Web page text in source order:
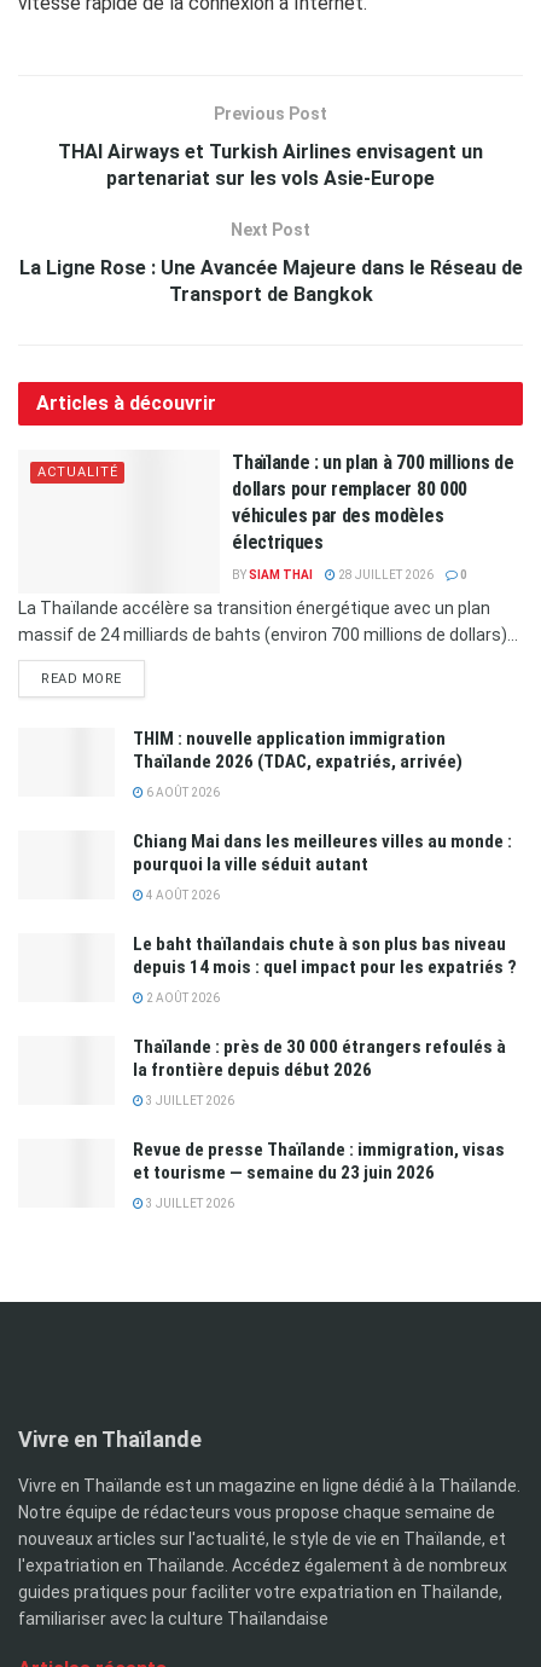
Previous Post
THAI Airways et Turkish Airlines envisagent un
partenariat sur les vols Asie-Europe
Next Post
La Ligne Rose : Une Avancée Majeure dans le Réseau de
Transport de Bangkok
Articles à découvrir
ACTUALITÉ
Thaïlande : un plan à 700 millions de
dollars pour remplacer 80 000
véhicules par des modèles
électriques
BYSIAM THAI 28 JUILLET 2026 0
La Thaïlande accélère sa transition énergétique avec un plan
massif de 24 milliards de bahts (environ 700 millions de dollars)...
READ MORE
THIM : nouvelle application immigration
Thaïlande 2026 (TDAC, expatriés, arrivée)
6 AOÛT 2026
Chiang Mai dans les meilleures villes au monde :
pourquoi la ville séduit autant
4 AOÛT 2026
Le baht thaïlandais chute à son plus bas niveau
depuis 14 mois : quel impact pour les expatriés ?
2 AOÛT 2026
Thaïlande : près de 30 000 étrangers refoulés à
la frontière depuis début 2026
3 JUILLET 2026
Revue de presse Thaïlande : immigration, visas
et tourisme — semaine du 23 juin 2026
3 JUILLET 2026
Vivre en Thaïlande
Vivre en Thaïlande est un magazine en ligne dédié à la Thaïlande.
Notre équipe de rédacteurs vous propose chaque semaine de
nouveaux articles sur l'actualité, le style de vie en Thaïlande, et
l'expatriation en Thaïlande. Accédez également à de nombreux
guides pratiques pour faciliter votre expatriation en Thaïlande,
familiariser avec la culture Thaïlandaise